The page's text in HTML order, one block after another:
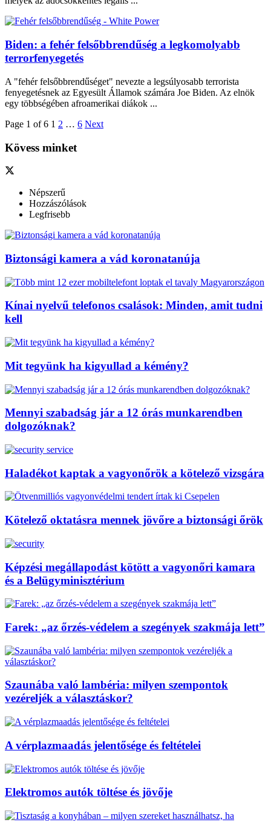
Biden: a fehér felsőbbrendűség a legkomolyabb
terrorfenyegetés
A "fehér felsőbbrendűséget" nevezte a legsúlyosabb terrorista
fenyegetésnek az Egyesült Államok számára Joe Biden. Az elnök
egy többségében afroamerikai diákok ...
Page 1 of 6 1 2 … 6 Next
Kövess minket
Népszerű
Hozzászólások
Legfrisebb
Biztonsági kamera a vád koronatanúja
Kínai nyelvű telefonos csalások: Minden, amit tudni
kell
Mit tegyünk ha kigyullad a kémény?
Mennyi szabadság jár a 12 órás munkarendben
dolgozóknak?
Haladékot kaptak a vagyonőrök a kötelező vizsgára
Kötelező oktatásra mennek jövőre a biztonsági őrök
Képzési megállapodást kötött a vagyonőri kamara
és a Belügyminisztérium
Farek: „az őrzés-védelem a szegények szakmája lett”
Szaunába való lambéria: milyen szempontok
vezéreljék a választáskor?
A vérplazmaadás jelentősége és feltételei
Elektromos autók töltése és jövője